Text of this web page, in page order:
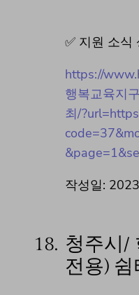
✅ 지원 소
https://
행복교육지
최/
작성일:
18. 청주시/
전용)